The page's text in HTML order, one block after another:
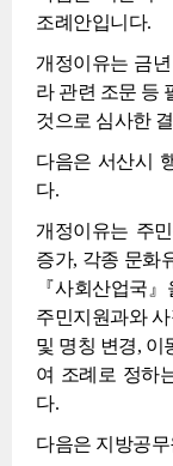
조례안입니다.
개정이유는 금
라 관련 조문 등
것으로 심사한
다음은 서산시
다.
개정이유는 주
증가, 각종 문화
『사회산업국
주민지원과와
및 명칭 변경, 이
여 조례로 정하
다.
다음은 지방공